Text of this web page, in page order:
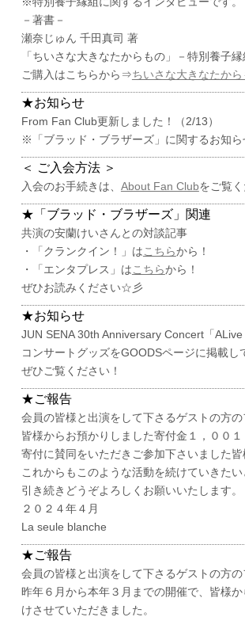
－著書－
瀬奈じゅん 千田真司 著
「ちいさな大きなたからもの」－特別養子
ご購入はこちらから⇒ちいさな大きなたから
★お知らせ
From Fan Club更新しました！（2/13）
※「ブラッド・ブラザーズ」に関するお知ら
＜ ご入会方法 ＞
入会のお手続きは、 About Fan Clubをご覧く
★「ブラッド・ブラザーズ」関連
共演の安蘭けいさんとの対談記事
・「クランクイン！」はこちらから！
・「エンタプレス」はこちらから！
ぜひお読みください☆彡
★お知らせ
JUN SENA 30th Anniversary Concert「ALive
コンサートグッズをGOODSページに掲載し
ぜひご覧ください！
★ご報告
会員の皆様と出演をして下さるゲストの方
皆様からお預かりしました寄付金１，００
寄付に賛同をいただきご参加下さいました
これからもこのような活動を続けていきたい
引き続きどうぞよろしくお願いいたします。
２０２４年４月
La seule blanche
★ご報告
会員の皆様と出演をして下さるゲストの方
昨年６月から本年３月までの開催で、皆様
けさせていただきました。